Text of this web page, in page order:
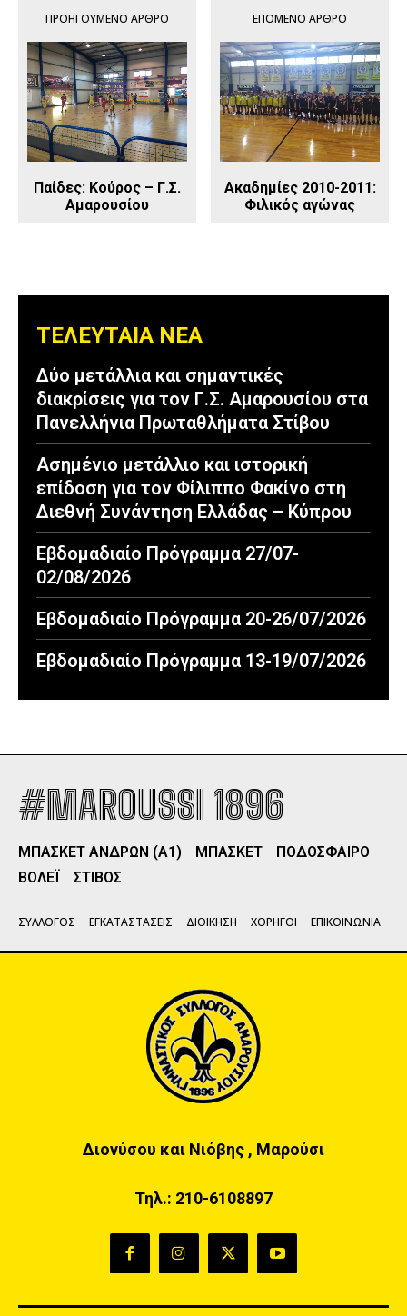
ΠΡΟΗΓΟΎΜΕΝΟ ΆΡΘΡΟ
Παίδες: Kούρος – Γ.Σ.
Αμαρουσίου
ΕΠΌΜΕΝΟ ΆΡΘΡΟ
Ακαδημίες 2010-2011:
Φιλικός αγώνας
ΤΕΛΕΥΤΑΙΑ ΝΕΑ
Δύο μετάλλια και σημαντικές
διακρίσεις για τον Γ.Σ. Αμαρουσίου στα
Πανελλήνια Πρωταθλήματα Στίβου
Ασημένιο μετάλλιο και ιστορική
επίδοση για τον Φίλιππο Φακίνο στη
Διεθνή Συνάντηση Ελλάδας – Κύπρου
Εβδομαδιαίο Πρόγραμμα 27/07-
02/08/2026
Εβδομαδιαίο Πρόγραμμα 20-26/07/2026
Εβδομαδιαίο Πρόγραμμα 13-19/07/2026
#MAROUSSI 1896
ΜΠΑΣΚΕΤ ΑΝΔΡΩΝ (Α1) ΜΠΑΣΚΕΤ
ΠΟΔΟΣΦΑΙΡΟ
ΒΟΛΕΪ
ΣΤΙΒΟΣ
ΣΥΛΛΟΓΟΣ ΕΓΚΑΤΑΣΤΑΣΕΙΣ ΔΙΟΙΚΗΣΗ ΧΟΡΗΓΟΙ ΕΠΙΚΟΙΝΩΝΙΑ
Διονύσου και Νιόβης , Μαρούσι
Τηλ.: 210-6108897